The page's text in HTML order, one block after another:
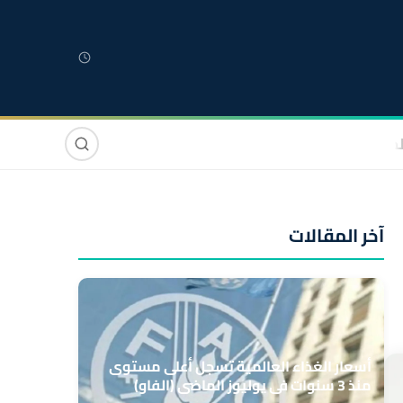
صوت وصورة
آخر المقالات
أسعار الغذاء العالمية تسجل أعلى مستوى
منذ 3 سنوات في يوليوز الماضي (الفاو)